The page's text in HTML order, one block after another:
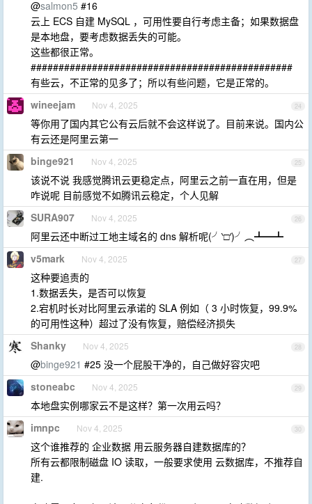
@salmon5 #16
云上 ECS 自建 MySQL ，可用性要自行考虑主备；如果数据盘
是本地盘，要考虑数据丢失的可能。
这些都很正常。
###############################################
有些云，不正常的见多了；所以有些问题，它是正常的。
24
wineejam Nov 4, 2025
等你用了国内其它公有云后就不会这样说了。目前来说。国内公
有云还是阿里云第一
25
binge921 Nov 4, 2025
该说不说 我感觉腾讯云更稳定点，阿里云之前一直在用，但是
咋说呢 目前感觉不如腾讯云稳定，个人见解
26
SURA907 Nov 4, 2025
阿里云还中断过工地主域名的 dns 解析呢(╯‵□′)╯︵┻━┻
27
v5mark Nov 4, 2025
这种要追责的
1.数据丢失，是否可以恢复
2.宕机时长对比阿里云承诺的 SLA 例如（ 3 小时恢复，99.9%
的可用性这种）超过了没有恢复，赔偿经济损失
28
Shanky Nov 4, 2025
@binge921 #25 没一个屁股干净的，自己做好容灾吧
29
stoneabc Nov 4, 2025
本地盘实例哪家云不是这样？第一次用云吗？
30
imnpc Nov 4, 2025
这个谁推荐的 企业数据 用云服务器自建数据库的？
所有云都限制磁盘 IO 读取，一般要求使用 云数据库，不推荐自
建.